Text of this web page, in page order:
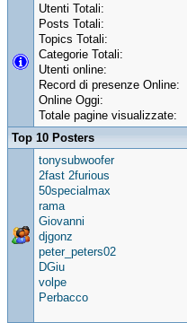
Utenti Totali:
Posts Totali:
Topics Totali:
Categorie Totali:
Utenti online:
Record di presenze Online:
Online Oggi:
Totale pagine visualizzate:
Top 10 Posters
tonysubwoofer
2fast 2furious
50specialmax
rama
Giovanni
djgonz
peter_peters02
DGiu
volpe
Perbacco